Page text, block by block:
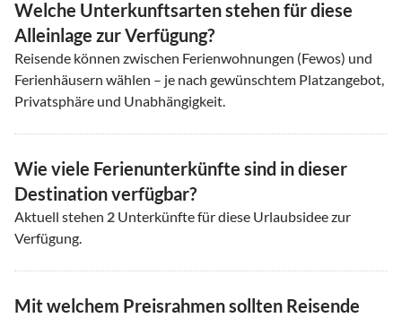
Welche Unterkunftsarten stehen für diese
Alleinlage zur Verfügung?
Reisende können zwischen Ferienwohnungen (Fewos) und
Ferienhäusern wählen – je nach gewünschtem Platzangebot,
Privatsphäre und Unabhängigkeit.
Wie viele Ferienunterkünfte sind in dieser
Destination verfügbar?
Aktuell stehen 2 Unterkünfte für diese Urlaubsidee zur
Verfügung.
Mit welchem Preisrahmen sollten Reisende